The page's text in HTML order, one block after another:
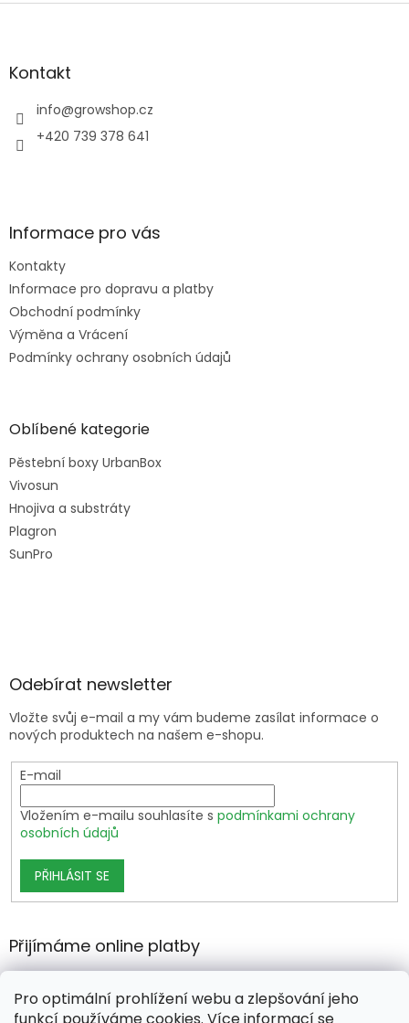
Pro optimální prohlížení webu a zlepšování jeho
Z
aKontakt
info@growshop.cz
+420 739 378 641
Informace pro vás
Kontakty
Informace pro dopravu a platby
Obchodní podmínky
Výměna a Vrácení
Podmínky ochrany osobních údajů
Oblíbené kategorie
Pěstební boxy UrbanBox
Vivosun
Hnojiva a substráty
Plagron
SunPro
Odebírat newsletter
Vložte svůj e-mail a my vám budeme zasílat informace o
nových produktech na našem e-shopu.
E-mail
Vložením e-mailu souhlasíte s podmínkami ochrany
osobních údajů
PŘIHLÁSIT SE
Přijímáme online platby